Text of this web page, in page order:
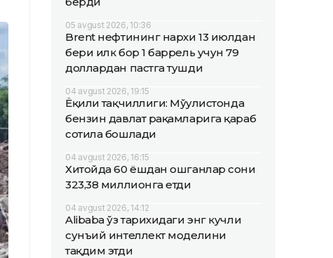
05 avgust 2026, 10:36
Brent нефтининг нархи 13 июлдан
бери илк бор 1 баррель учун 79
доллардан пастга тушди
04 avgust 2026, 19:15
Ёқилғи тақчиллиги: Мўғулистонда
бензин давлат рақамларига қараб
сотила бошлади
04 avgust 2026, 16:15
Хитойда 60 ёшдан ошганлар сони
323,38 миллионга етди
04 avgust 2026, 14:12
Alibaba ўз тарихидаги энг кучли
сунъий интеллект моделини
тақдим этди